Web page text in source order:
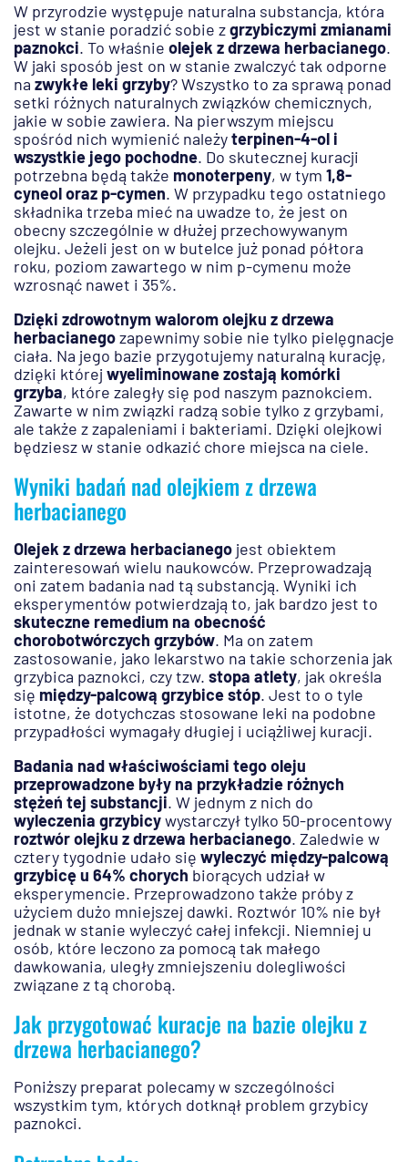
W przyrodzie występuje naturalna substancja, która
jest w stanie poradzić sobie zgrzybiczymi zmianami
paznokci. To właśnie olejek z drzewa herbacianego.
W jaki sposób jest on w stanie zwalczyć tak odporne
na zwykłe leki grzyby? Wszystko to za sprawą ponad
setki różnych naturalnych związków chemicznych,
jakie w sobie zawiera. Na pierwszym miejscu
spośród nich wymienić należyterpinen-4-ol i
wszystkie jego pochodne. Do skutecznej kuracji
potrzebna będą także monoterpeny, w tym 1,8-
cyneol oraz p-cymen. W przypadku tego ostatniego
składnika trzeba mieć na uwadze to, że jest on
obecny szczególnie w dłużej przechowywanym
olejku. Jeżeli jest on w butelce już ponad półtora
roku, poziom zawartego w nim p-cymenu może
wzrosnąć nawet i 35%.
Dzięki zdrowotnym walorom olejku z drzewa
herbacianegozapewnimy sobie nie tylko pielęgnacje
ciała. Na jego bazie przygotujemy naturalną kurację,
dzięki której wyeliminowane zostają komórki
grzyba, które zaległy się pod naszym paznokciem.
Zawarte w nim związki radzą sobie tylko z grzybami,
ale także z zapaleniami i bakteriami. Dzięki olejkowi
będziesz w stanie odkazić chore miejsca na ciele.
Wyniki badań nad olejkiem z drzewa
herbacianego
Olejek z drzewa herbacianego jest obiektem
zainteresowań wielu naukowców. Przeprowadzają
oni zatem badania nad tą substancją. Wyniki ich
eksperymentów potwierdzają to, jak bardzo jest to
skuteczne remedium na obecność
chorobotwórczych grzybów. Ma on zatem
zastosowanie, jako lekarstwo na takie schorzenia jak
grzybica paznokci, czy tzw. stopa atlety, jak określa
się między-palcową grzybice stóp. Jest to o tyle
istotne, że dotychczas stosowane leki na podobne
przypadłości wymagały długiej i uciążliwej kuracji.
Badania nad właściwościami tego oleju
przeprowadzone były na przykładzie różnych
stężeń tej substancji. W jednym z nich do
wyleczenia grzybicywystarczył tylko 50-procentowy
roztwór olejku z drzewa herbacianego. Zaledwie w
cztery tygodnie udało się wyleczyć między-palcową
grzybicę u 64% chorych biorących udział w
eksperymencie. Przeprowadzono także próby z
użyciem dużo mniejszej dawki. Roztwór 10% nie był
jednak w stanie wyleczyć całej infekcji. Niemniej u
osób, które leczono za pomocą tak małego
dawkowania, uległy zmniejszeniu dolegliwości
związane z tą chorobą.
Jak przygotować kuracje na bazie olejku z
drzewa herbacianego?
Poniższy preparat polecamy w szczególności
wszystkim tym, których dotknął problem grzybicy
paznokci.